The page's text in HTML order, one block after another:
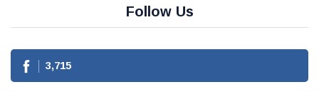
Follow Us
3,715